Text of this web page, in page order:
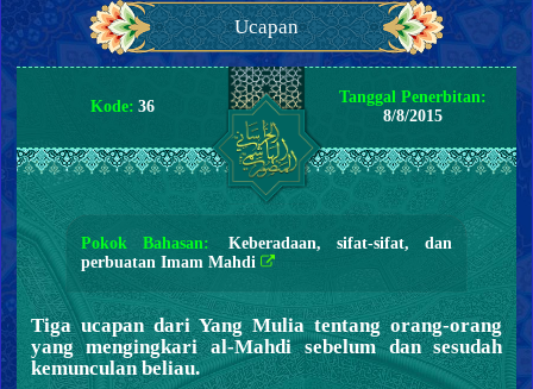
Ucapan
Kode: 36
Tanggal Penerbitan:
8/8/2015
Pokok Bahasan:
Keberadaan, sifat-sifat, dan
perbuatan Imam Mahdi
Tiga ucapan dari Yang Mulia tentang orang-orang
yang mengingkari al-Mahdi sebelum dan sesudah
kemunculan beliau.